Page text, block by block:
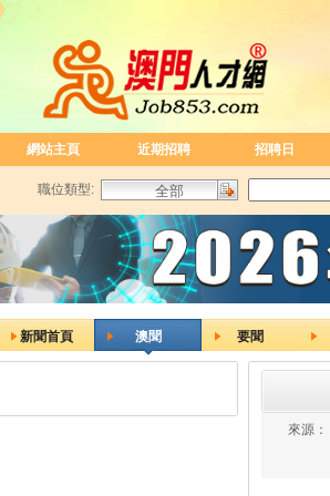
網站主頁 近期招聘 招聘日
職位類型:
新聞首頁 澳聞 要聞
來源：